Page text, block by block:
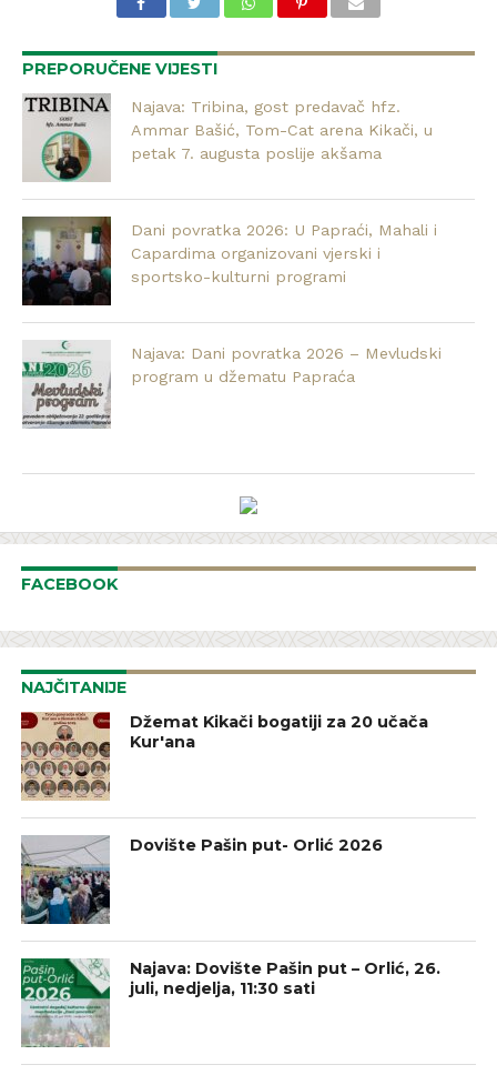
PREPORUČENE VIJESTI
Najava: Tribina, gost predavač hfz.
Ammar Bašić, Tom-Cat arena Kikači, u
petak 7. augusta poslije akšama
Dani povratka 2026: U Papraći, Mahali i
Capardima organizovani vjerski i
sportsko-kulturni programi
Najava: Dani povratka 2026 – Mevludski
program u džematu Papraća
FACEBOOK
NAJČITANIJE
Džemat Kikači bogatiji za 20 učača
Kur'ana
Dovište Pašin put- Orlić 2026
Najava: Dovište Pašin put – Orlić, 26.
juli, nedjelja, 11:30 sati